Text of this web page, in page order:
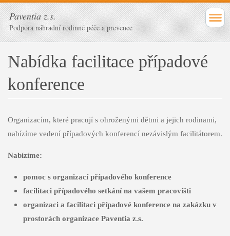
Paventia z.s.
Podpora náhradní rodinné péče a prevence
Nabídka facilitace případové
konference
Organizacím, které pracují s ohroženými dětmi a jejich rodinami,
nabízíme vedení případových konferencí nezávislým facilitátorem.
Nabízíme:
pomoc s organizací případového konference
facilitaci případového setkání na vašem pracovišti
organizaci a facilitaci případové konference na zakázku v
prostorách organizace Paventia z.s.